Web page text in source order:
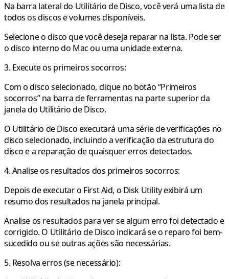
Na barra lateral do Utilitário de Disco, você verá uma lista de
todos os discos e volumes disponíveis.
Selecione o disco que você deseja reparar na lista. Pode ser
o disco interno do Mac ou uma unidade externa.
3. Execute os primeiros socorros:
Com o disco selecionado, clique no botão “Primeiros
socorros” na barra de ferramentas na parte superior da
janela do Utilitário de Disco.
O Utilitário de Disco executará uma série de verificações no
disco selecionado, incluindo a verificação da estrutura do
disco e a reparação de quaisquer erros detectados.
4. Analise os resultados dos primeiros socorros:
Depois de executar o First Aid, o Disk Utility exibirá um
resumo dos resultados na janela principal.
Analise os resultados para ver se algum erro foi detectado e
corrigido. O Utilitário de Disco indicará se o reparo foi bem-
sucedido ou se outras ações são necessárias.
5. Resolva erros (se necessário):